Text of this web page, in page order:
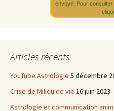
envoyé. Pour consulter
Articles récents
YouTube Astrologie 5 décembre
Crise de Milieu de vie 16 juin 2023
Astrologie et communication